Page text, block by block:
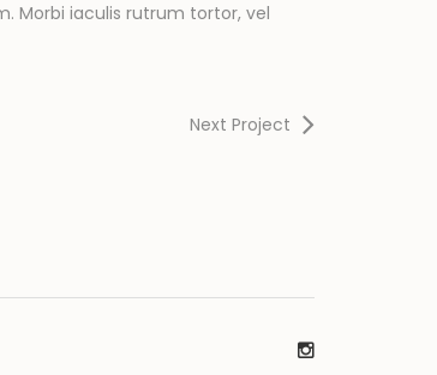
Morbi iaculis rutrum tortor, vel
Next Project